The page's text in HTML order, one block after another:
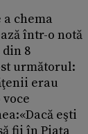
a chema
într-o notă
8
următorul:
erau
eşti